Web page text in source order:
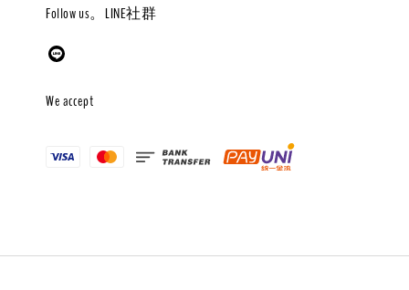
Follow us。LINE社群
We accept